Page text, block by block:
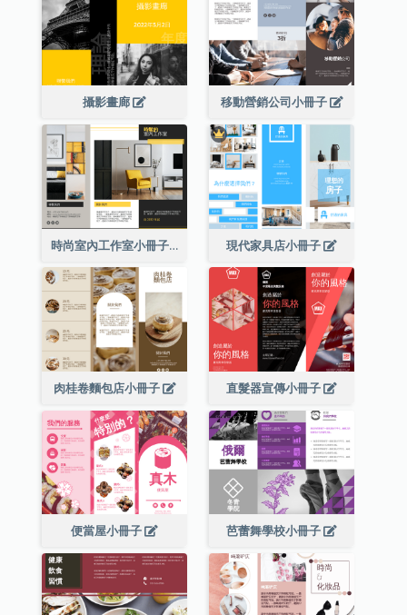
攝影畫廊 移動營銷公司小冊子
時尚室內工作室小冊子 現代家具店小冊子
肉桂卷麵包店小冊子 直髮器宣傳小冊子
便當屋小冊子 芭蕾舞學校小冊子